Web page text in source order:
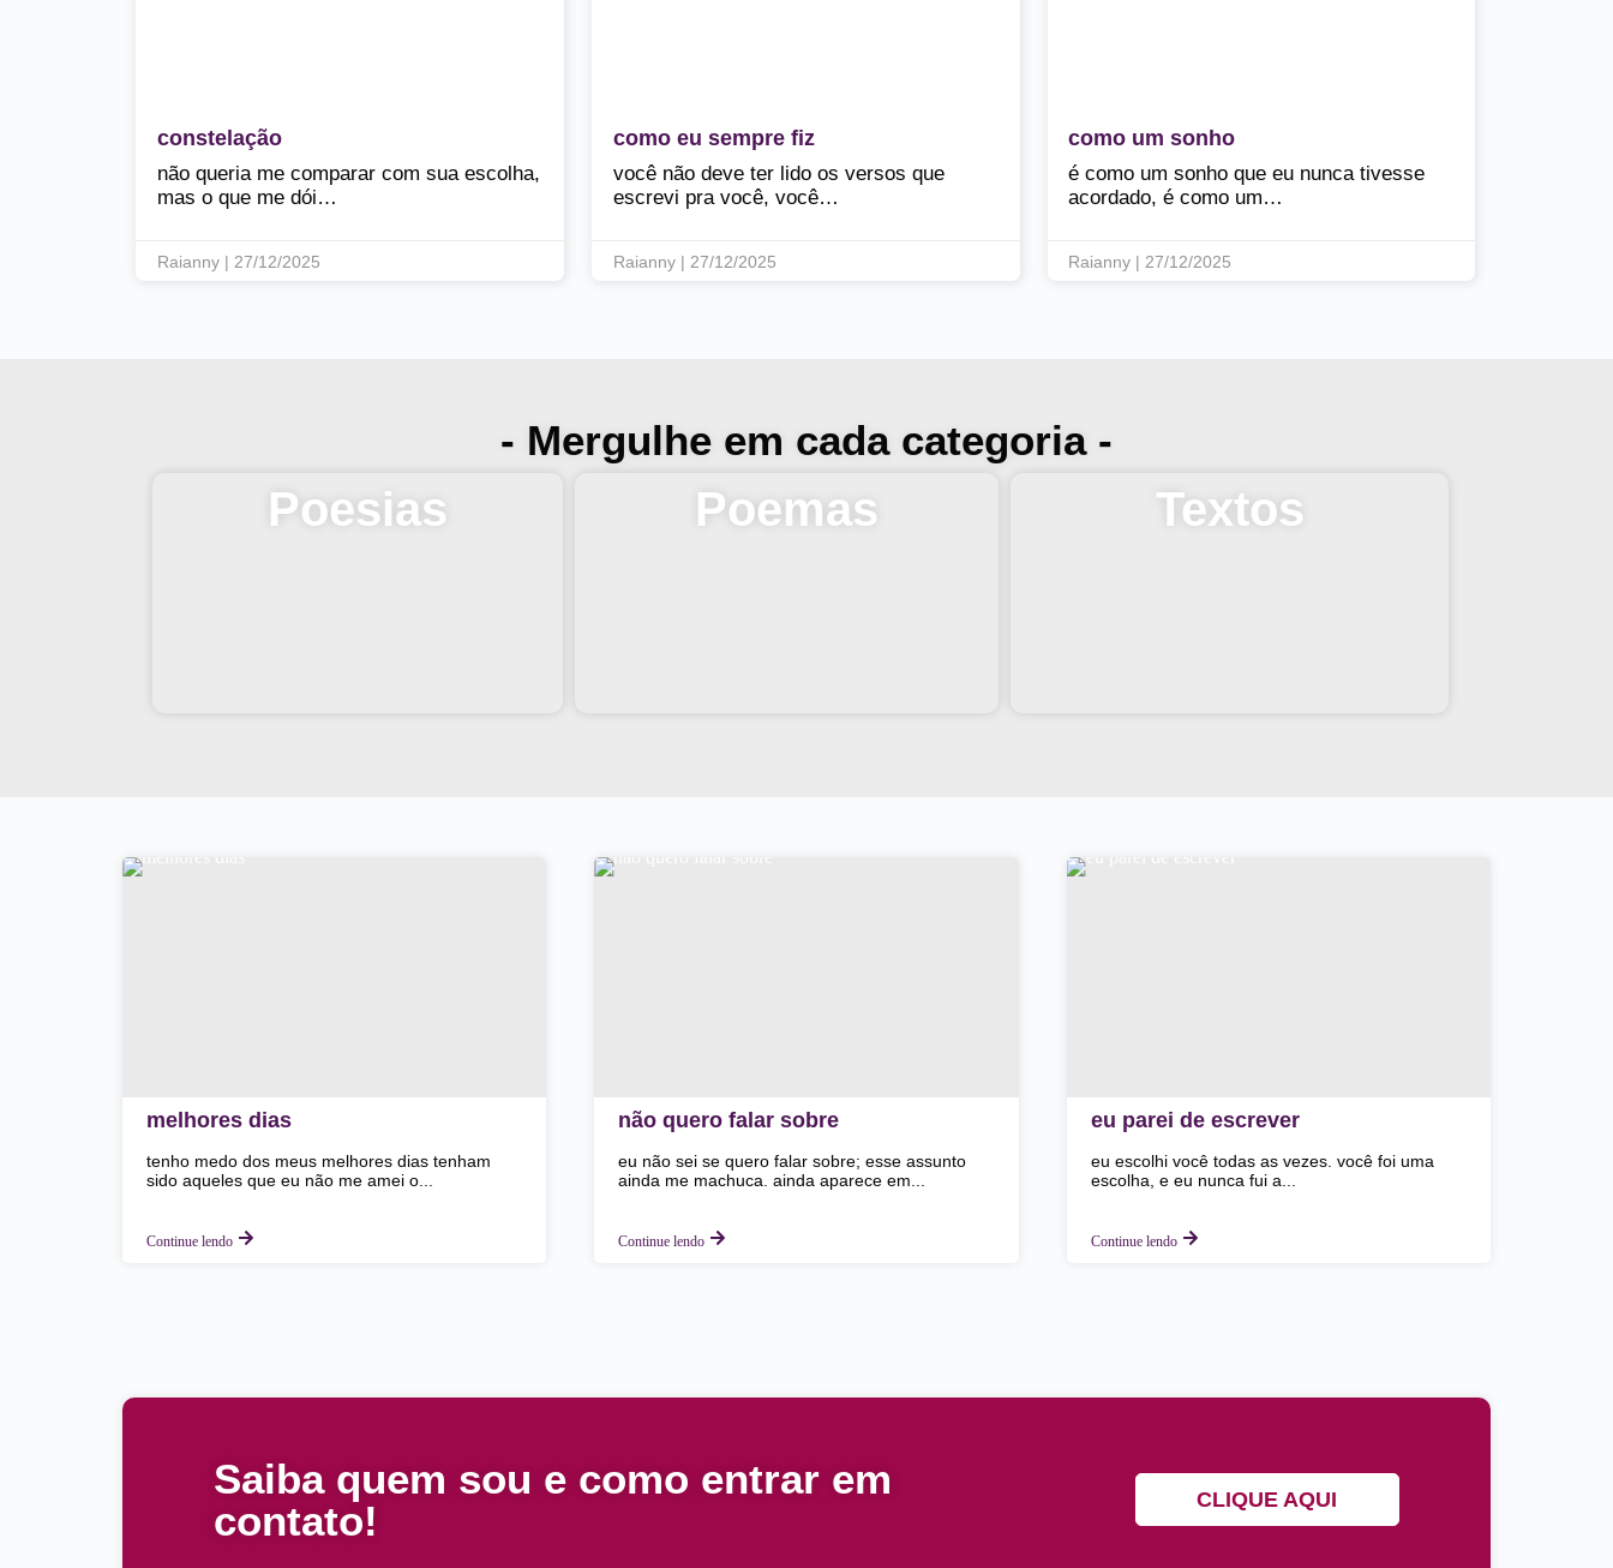
constelação
não queria me comparar com sua escolha,
mas o que me dói…
Raianny | 27/12/2025
como eu sempre fiz
você não deve ter lido os versos que
escrevi pra você, você…
Raianny | 27/12/2025
como um sonho
é como um sonho que eu nunca tivesse
acordado, é como um…
Raianny | 27/12/2025
- Mergulhe em cada categoria -
Poesias Poemas Textos
melhores dias
tenho medo dos meus melhores dias tenham
sido aqueles que eu não me amei o...
Continue lendo
não quero falar sobre
eu não sei se quero falar sobre; esse assunto
ainda me machuca. ainda aparece em...
Continue lendo
eu parei de escrever
eu escolhi você todas as vezes. você foi uma
escolha, e eu nunca fui a...
Continue lendo
Saiba quem sou e como entrar em
contato!
CLIQUE AQUI